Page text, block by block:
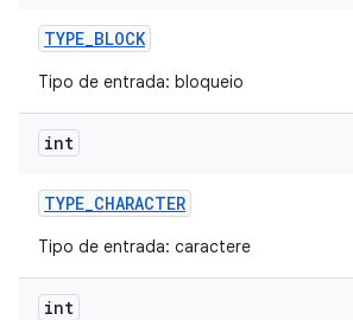
TYPE_BLOCK
Tipo de entrada: bloqueio
int
TYPE_CHARACTER
Tipo de entrada: caractere
int